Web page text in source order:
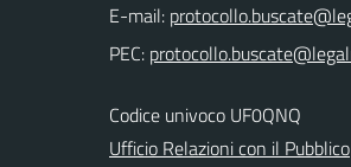
E-mail:
PEC:
Codice univoco UF0QNQ
Ufficio Relazioni con il Pubblico